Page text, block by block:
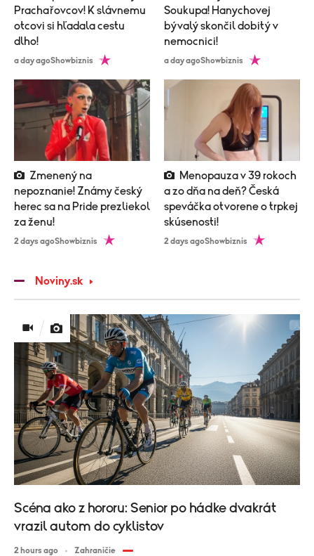
Prachařovcov! K slávnemu
otcovi si hľadala cestu
dlho!
a day agoShowbiznis
Soukupa! Hanychovej
bývalý skončil dobitý v
nemocnici!
a day agoShowbiznis
nepoznanie! Známy český
herec sa na Pride prezliekol
za ženu!
2 days agoShowbiznis
a zo dňa na deň? Česká
speváčka otvorene o trpkej
skúsenosti!
2 days agoShowbiznis
Noviny.sk
Scéna ako z hororu: Senior po hádke dvakrát
vrazil autom do cyklistov
2 hours ago Zahraničie